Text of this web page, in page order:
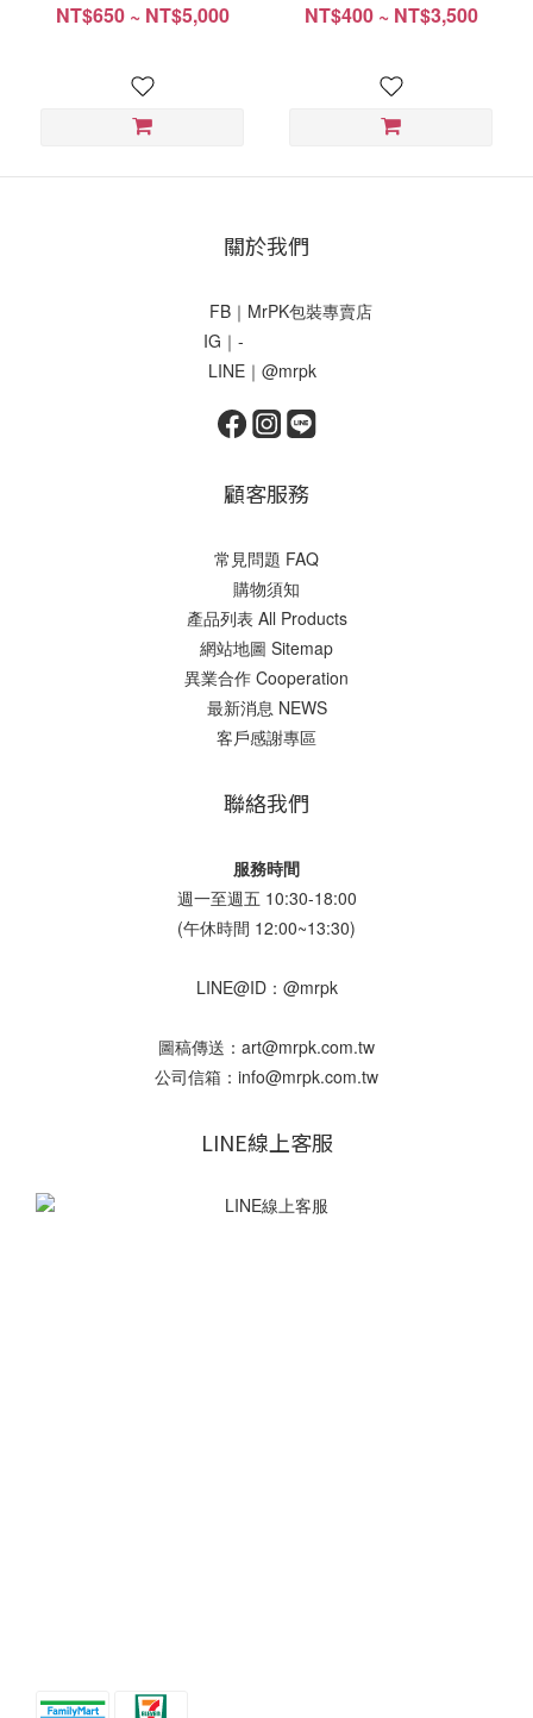
白
型
NT$650 ~ NT$5,000 NT$400 ~ NT$3,500
關於我們
FB｜MrPK包裝專賣店
IG｜-
LINE｜@mrpk
顧客服務
常見問題 FAQ
購物須知
產品列表 All Products
網站地圖 Sitemap
異業合作 Cooperation
最新消息 NEWS
客戶感謝專區
聯絡我們
服務時間
週一至週五 10:30-18:00
(午休時間 12:00~13:30)
LINE@ID：@mrpk
圖稿傳送：art@mrpk.com.tw
公司信箱：info@mrpk.com.tw
LINE線上客服